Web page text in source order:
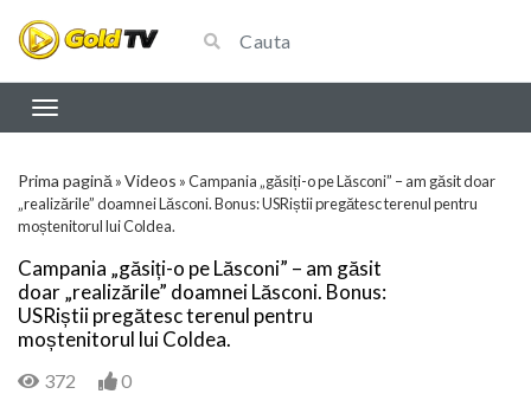
Prima pagină »Videos »Campania „găsiți-o pe Lăsconi” – am găsit doar
„realizările” doamnei Lăsconi. Bonus: USRiștii pregătesc terenul pentru
moștenitorul lui Coldea.
Campania „găsiți-o pe Lăsconi” – am găsit
doar „realizările” doamnei Lăsconi. Bonus:
USRiștii pregătesc terenul pentru
moștenitorul lui Coldea.
372 0